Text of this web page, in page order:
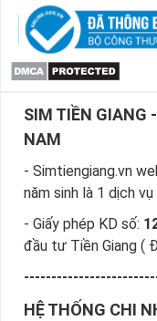
SIM TIỀN GIANG
NAM
- Simtiengiang.vn
năm sinh là 1 dịch vụ
- Giấy phép KD số:
đầu tư Tiền Giang (
HỆ THỐNG CHI